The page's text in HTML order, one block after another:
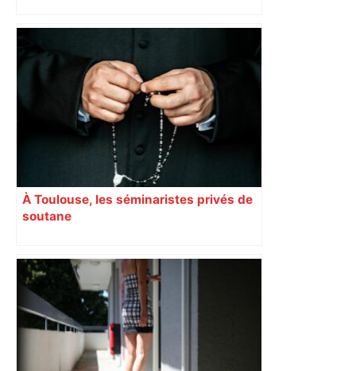
À Toulouse, les séminaristes privés de
soutane